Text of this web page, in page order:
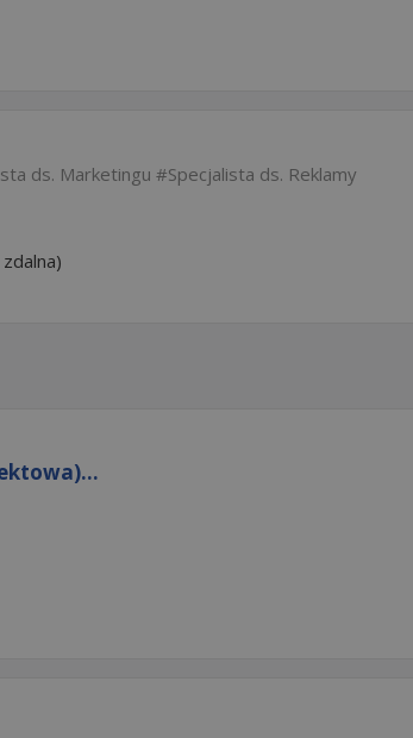
ds. Marketingu
Specjalista ds. Reklamy